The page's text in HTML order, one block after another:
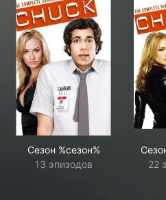
Сезон %сезон%
13 эпизодов
22